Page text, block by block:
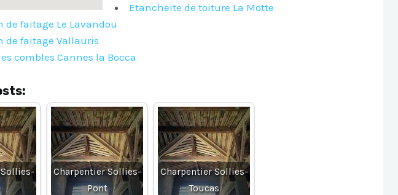
Etancheite de toiture La Motte
de faitage Le Lavandou
de faitage Vallauris
combles Cannes la Bocca
Charpentier Sollies-
Pont
Charpentier Sollies-
Toucas